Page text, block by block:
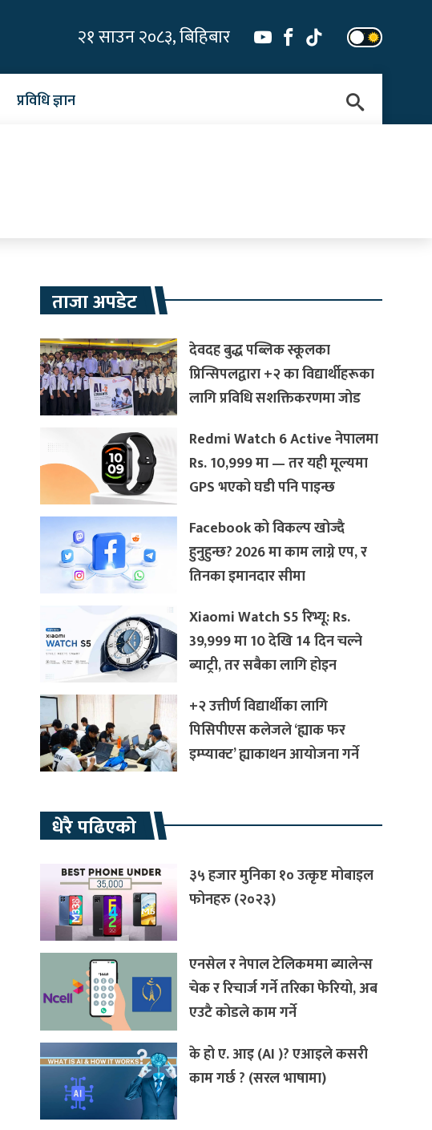
२१ साउन २०८३, बिहिबार
प्रविधि ज्ञान
ताजा अपडेट
देवदह बुद्ध पब्लिक स्कूलका
प्रिन्सिपलद्वारा +२ का विद्यार्थीहरूका
लागि प्रविधि सशक्तिकरणमा जोड
Redmi Watch 6 Active नेपालमा
Rs. 10,999 मा — तर यही मूल्यमा
GPS भएको घडी पनि पाइन्छ
Facebook को विकल्प खोज्दै
हुनुहुन्छ? 2026 मा काम लाग्ने एप, र
तिनका इमानदार सीमा
Xiaomi Watch S5 रिभ्यू: Rs.
39,999 मा 10 देखि 14 दिन चल्ने
ब्याट्री, तर सबैका लागि होइन
+२ उत्तीर्ण विद्यार्थीका लागि
पिसिपीएस कलेजले ‘ह्याक फर
इम्प्याक्ट’ ह्याकाथन आयोजना गर्ने
धेरै पढिएको
३५ हजार मुनिका १० उत्कृष्ट मोबाइल
फोनहरु (२०२३)
एनसेल र नेपाल टेलिकममा ब्यालेन्स
चेक र रिचार्ज गर्ने तरिका फेरियो, अब
एउटै कोडले काम गर्ने
के हो ए. आइ (AI )? एआइले कसरी
काम गर्छ ? (सरल भाषामा)